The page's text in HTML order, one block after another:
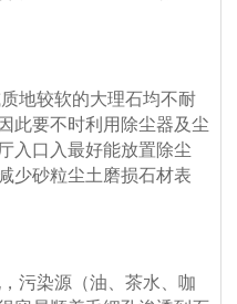
地较软的大理石均不耐
此要不时利用除尘器及尘
入口入最好能放置除尘
少砂粒尘土磨损石材表
污染源（油、茶水、咖